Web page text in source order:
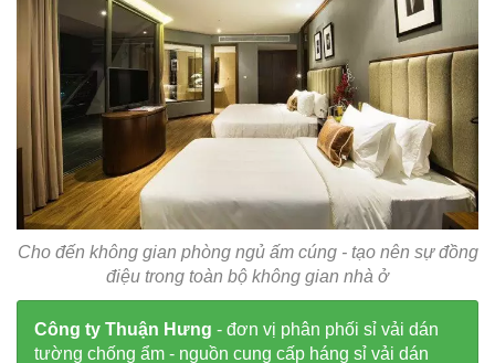
Cho đến không gian phòng ngủ ấm cúng - tạo nên sự đồng
điệu trong toàn bộ không gian nhà ở
Công ty Thuận Hưng - đơn vị phân phối sỉ vải dán
tường chống ẩm - nguồn cung cấp háng sỉ vải dán